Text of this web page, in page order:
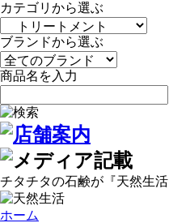
カテゴリから選ぶ
ブランドから選ぶ
商品名を入力
チタチタの石鹸が『天然生
ホーム